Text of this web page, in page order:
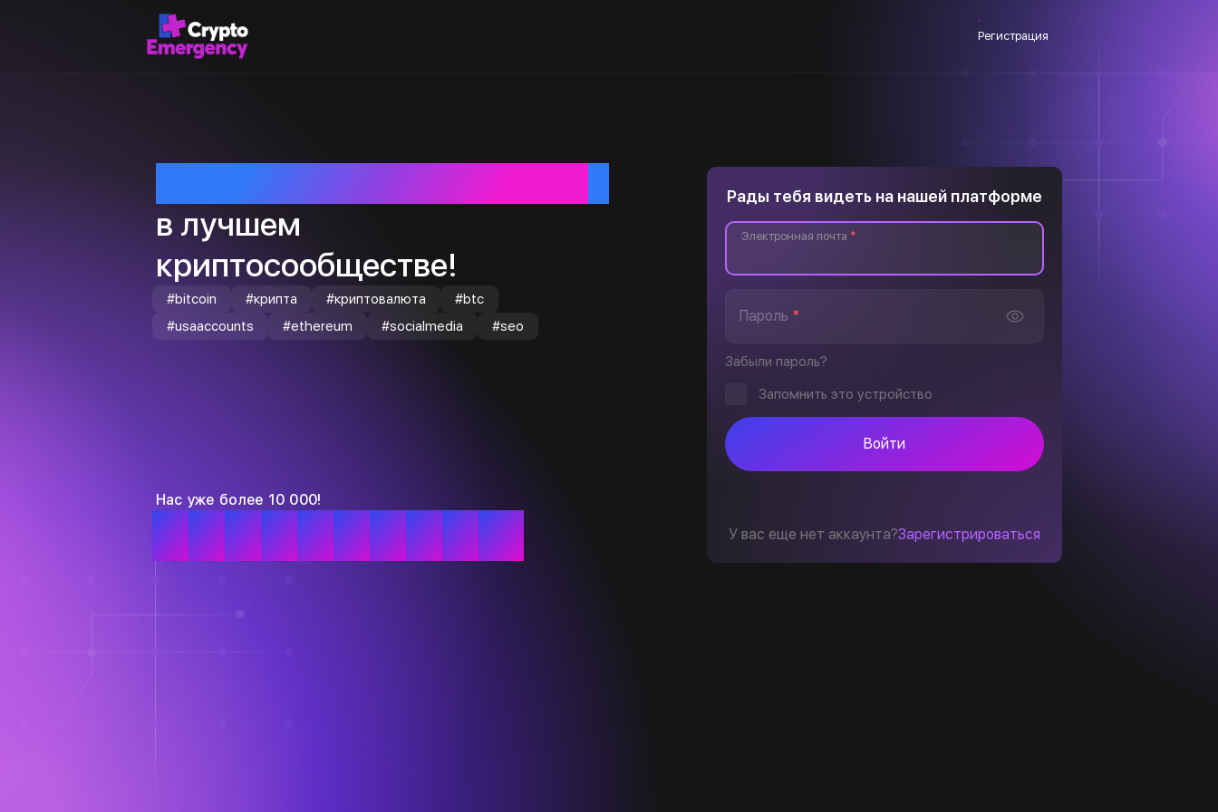
Регистрация
в лучшем
криптосообществе!
#bitcoin #крипта #криптовалюта
#btc
#usaaccounts
#ethereum #socialmedia #seo
Нас уже более 10 000!
Рады тебя видеть на нашей платформе
Электронная почта *
Пароль *
Забыли пароль?
Запомнить это устройство
Войти
У вас еще нет аккаунта?Зарегистрироваться